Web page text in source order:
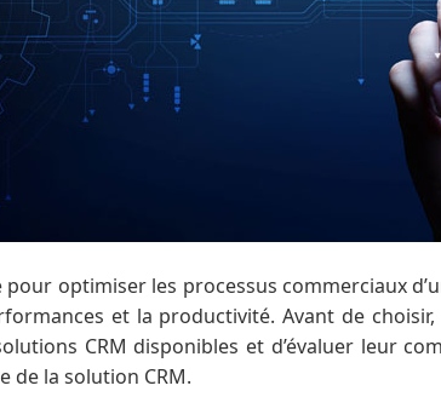
optimiser les processus commerciaux
et la productivité. Avant de
CRM disponibles et d’évaluer leur
de la solution CRM.